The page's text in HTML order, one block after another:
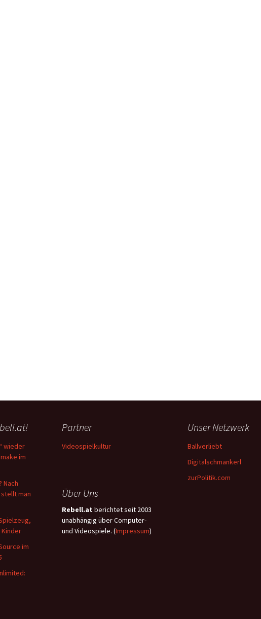
wieder
im
Nach
stellt man
Kinder
im
Partner
Videospielkultur
Unser Netzwerk
Ballverliebt
Digitalschmankerl
zurPolitik.com
Über Uns
Rebell.at berichtet seit 2003
unabhängig über Computer-
und Videospiele. (Impressum)